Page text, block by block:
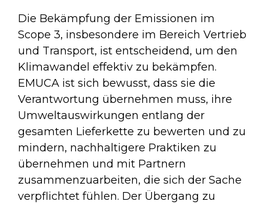
Die Bekämpfung der Emissionen im
Scope 3, insbesondere im Bereich Vertrieb
und Transport, ist entscheidend, um den
Klimawandel effektiv zu bekämpfen.
EMUCA ist sich bewusst, dass sie die
Verantwortung übernehmen muss, ihre
Umweltauswirkungen entlang der
gesamten Lieferkette zu bewerten und zu
mindern, nachhaltigere Praktiken zu
übernehmen und mit Partnern
zusammenzuarbeiten, die sich der Sache
verpflichtet fühlen. Der Übergang zu